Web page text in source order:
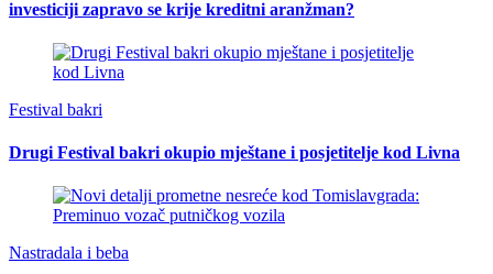
investiciji zapravo se krije kreditni aranžman?
Festival bakri
Drugi Festival bakri okupio mještane i posjetitelje kod Livna
Nastradala i beba